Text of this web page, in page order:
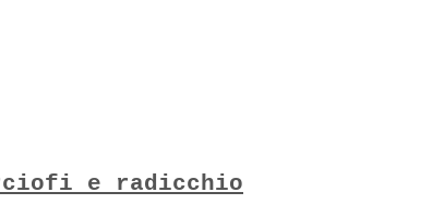
e radicchio